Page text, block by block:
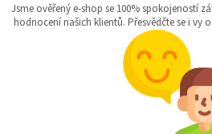
Jsme ověřený e-shop se 100% spokojeností
hodnocení našich klientů. Přesvědčte se i vy